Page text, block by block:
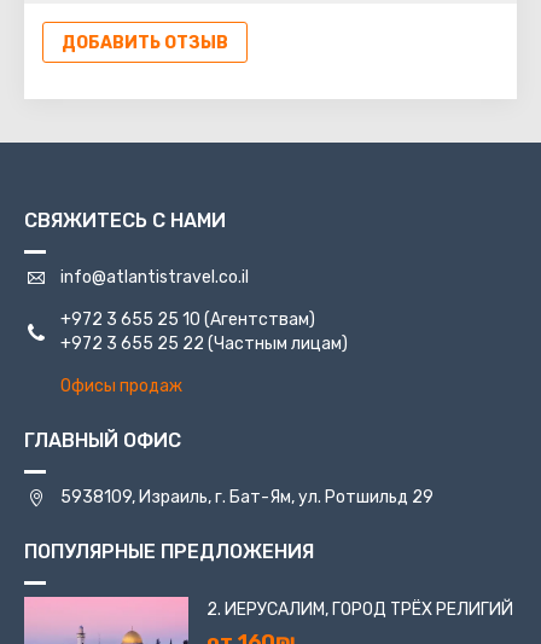
ДОБАВИТЬ ОТЗЫВ
СВЯЖИТЕСЬ С НАМИ
info@atlantistravel.co.il
+972 3 655 25 10 (Агентствам)
+972 3 655 25 22 (Частным лицам)
Офисы продаж
ГЛАВНЫЙ ОФИС
5938109, Израиль, г. Бат-Ям, ул. Ротшильд 29
ПОПУЛЯРНЫЕ ПРЕДЛОЖЕНИЯ
2. ИЕРУСАЛИМ, ГОРОД ТРЁХ РЕЛИГИЙ